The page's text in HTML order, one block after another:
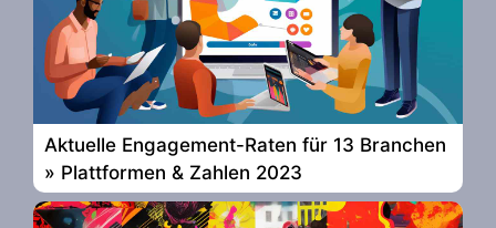
Aktuelle Engagement-Raten für 13 Branchen
» Plattformen & Zahlen 2023